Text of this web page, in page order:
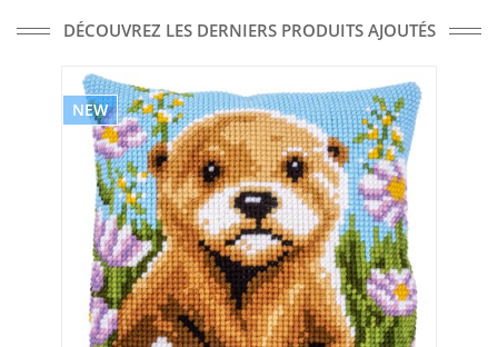
DÉCOUVREZ LES DERNIERS PRODUITS AJOUTÉS
NEW